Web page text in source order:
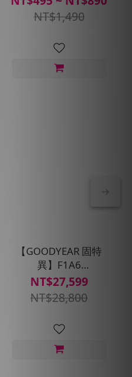
NT$1,490
【GOODYEAR 固特
異】F1A6
SUV_255/45/R20四入
組輪胎_電車適配(含安
裝定位平衡)
NT$27,599
NT$28,800